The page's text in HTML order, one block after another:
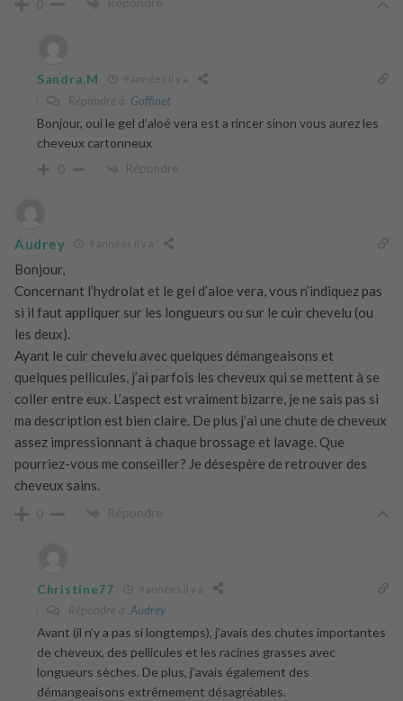
0
Sandra.M 9 années il y a
Répondre à Goffinet
Bonjour, oui le gel d’aloé vera est a rincer sinon vous aurez les
cheveux cartonneux
0 Répondre
Audrey 9 années il y a
Bonjour,
Concernant l’hydrolat et le gel d’aloe vera, vous n’indiquez pas
si il faut appliquer sur les longueurs ou sur le cuir chevelu (ou
les deux).
Ayant le cuir chevelu avec quelques démangeaisons et
quelques pellicules, j’ai parfois les cheveux qui se mettent à se
coller entre eux. L’aspect est vraiment bizarre, je ne sais pas si
ma description est bien claire. De plus j’ai une chute de cheveux
assez impressionnant à chaque brossage et lavage. Que
pourriez-vous me conseiller? Je désespère de retrouver des
cheveux sains.
0 Répondre
Christine77 9 années il y a
Répondre à Audrey
Avant (il n’y a pas si longtemps), j’avais des chutes importantes
de cheveux, des pellicules et les racines grasses avec
longueurs sèches. De plus, j’avais également des
démangeaisons extrêmement désagréables.